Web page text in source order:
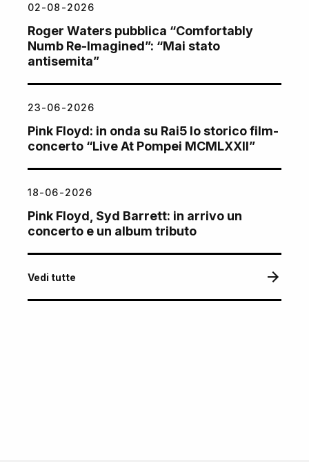
02-08-2026
Roger Waters pubblica “Comfortably
Numb Re-Imagined”: “Mai stato
antisemita”
23-06-2026
Pink Floyd: in onda su Rai5 lo storico film-
concerto “Live At Pompei MCMLXXII”
18-06-2026
Pink Floyd, Syd Barrett: in arrivo un
concerto e un album tributo
Vedi tutte